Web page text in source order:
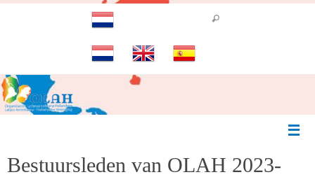
Bestuursleden van OLAH 2023-